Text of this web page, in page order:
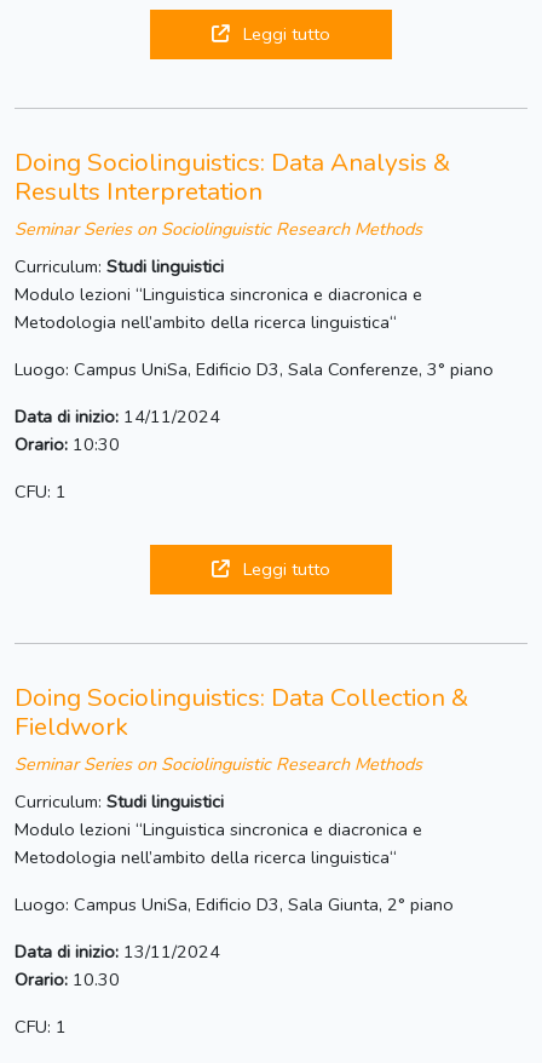
Leggi tutto
Doing Sociolinguistics: Data Analysis &
Results Interpretation
Seminar Series on Sociolinguistic Research Methods
Curriculum: Studi linguistici
Modulo lezioni “Linguistica sincronica e diacronica e
Metodologia nell’ambito della ricerca linguistica“
Luogo: Campus UniSa, Edificio D3, Sala Conferenze, 3° piano
Data di inizio: 14/11/2024
Orario: 10:30
CFU: 1
Leggi tutto
Doing Sociolinguistics: Data Collection &
Fieldwork
Seminar Series on Sociolinguistic Research Methods
Curriculum: Studi linguistici
Modulo lezioni “Linguistica sincronica e diacronica e
Metodologia nell’ambito della ricerca linguistica“
Luogo: Campus UniSa, Edificio D3, Sala Giunta, 2° piano
Data di inizio: 13/11/2024
Orario: 10.30
CFU: 1